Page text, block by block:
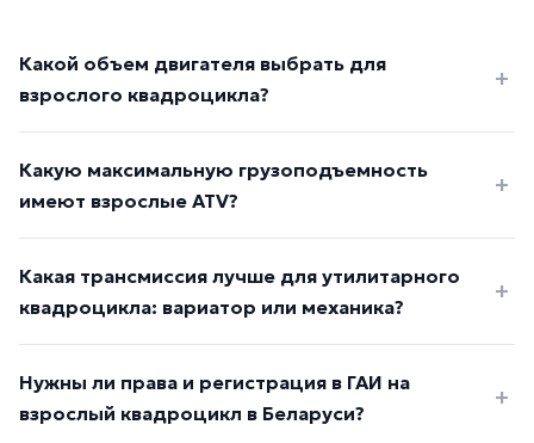
Какой объем двигателя выбрать для
взрослого квадроцикла?
Какую максимальную грузоподъемность
имеют взрослые ATV?
Какая трансмиссия лучше для утилитарного
квадроцикла: вариатор или механика?
Нужны ли права и регистрация в ГАИ на
взрослый квадроцикл в Беларуси?